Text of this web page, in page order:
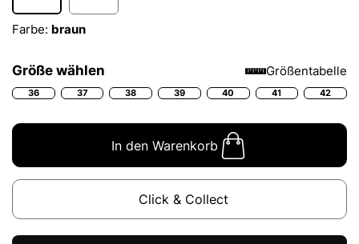
Farbe: braun
Größe wählen Größentabelle
36 37 38 39 40 41 42
In den Warenkorb
Click & Collect